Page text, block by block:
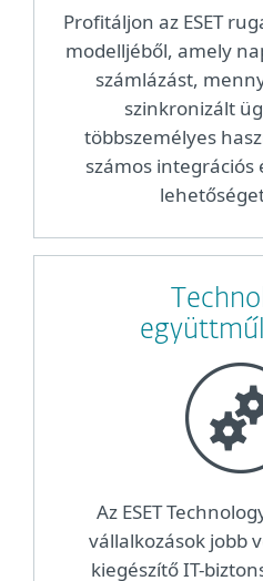
Profitáljon az ESET
modelljéből, amely
számlázást,
szinkronizált
többszemélyes
számos integrációs
Az ESET
vállalkozások jobb
kiegészítő IT-